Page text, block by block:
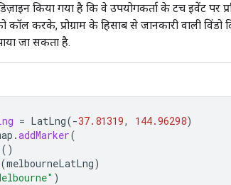
किया गया है कि वे उपयोगकर्ता के टच इवेंट पर
कॉल करके, प्रोग्राम के हिसाब से जानकारी वाली विंडो
जा सकता है.
= LatLng(-37.81319, 144.96298)
.addMarker(
()
(melbourneLatLng)
)